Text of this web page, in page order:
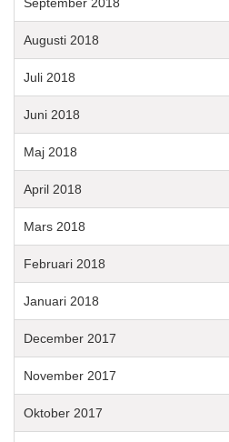
Augusti 2018
Juli 2018
Juni 2018
Maj 2018
April 2018
Mars 2018
Februari 2018
Januari 2018
December 2017
November 2017
Oktober 2017